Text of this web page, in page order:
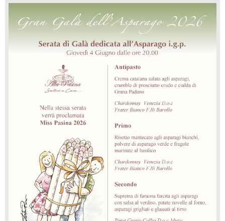
DOSSON DI CASIER - TREVISO
Osteria Alla Pasina s.n.c. di Pasin G. Carlo & C.
Via Marie, 3-Dosson di Casier Treviso)Italia
+39 0422 382112- Fax+39 0422 492322
pasina@pasina.it
P.Iva 02123290260 /Dati societari/Privacy policy
Project byPromoservice.com
Aggiorna le impostazioni di tracciamento della